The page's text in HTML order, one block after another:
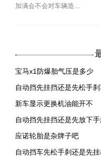
加满会不会对车辆造...
宝马x1防爆胎气压是多少
自动挡先挂挡还是先松手
新车显示更换机油能开不
自动挡先挂挡还是先放下手
应诺轮胎是杂牌子吧
自动挡车先松手刹还是先挂